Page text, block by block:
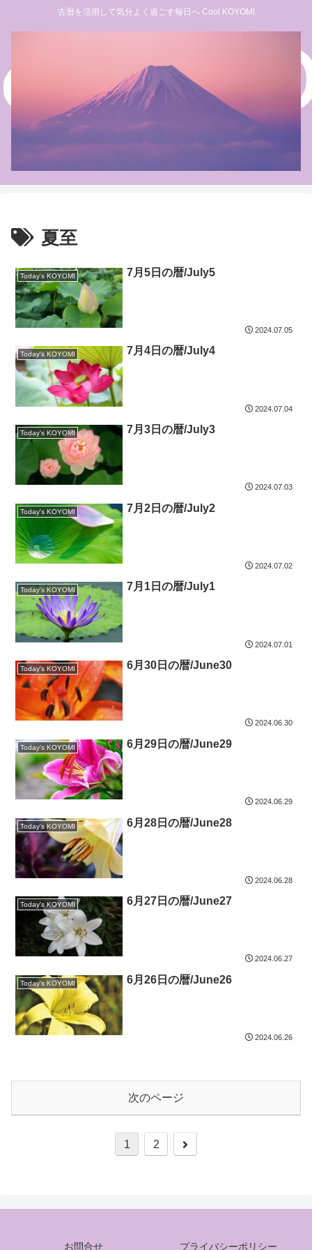
古暦を活用して気分よく過ごす毎日へ Cool KOYOMI
夏至
Today's KOYOMI 7月5日の暦/July5
2024.07.05
Today's KOYOMI 7月4日の暦/July4
2024.07.04
Today's KOYOMI 7月3日の暦/July3
2024.07.03
Today's KOYOMI 7月2日の暦/July2
2024.07.02
Today's KOYOMI 7月1日の暦/July1
2024.07.01
Today's KOYOMI 6月30日の暦/June30
2024.06.30
Today's KOYOMI 6月29日の暦/June29
2024.06.29
Today's KOYOMI 6月28日の暦/June28
2024.06.28
Today's KOYOMI 6月27日の暦/June27
2024.06.27
Today's KOYOMI 6月26日の暦/June26
2024.06.26
次のページ
1 2
次
お問合せ プライバシーポリシー